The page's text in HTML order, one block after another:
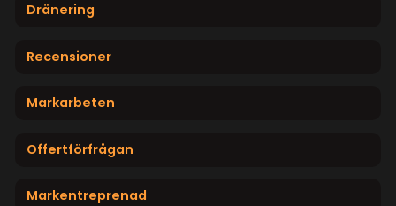
Dränering
Recensioner
Markarbeten
Offertförfrågan
Markentreprenad